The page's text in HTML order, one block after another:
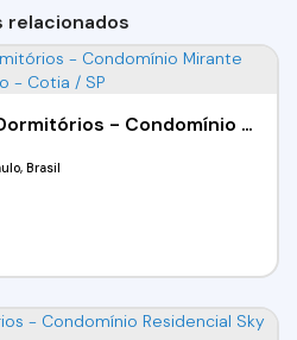
relacionados
Apartamento com 2 Dormitórios - Condomínio Mirante Normandia - Jardim Pioneiro - Cotia / SP
Brasil